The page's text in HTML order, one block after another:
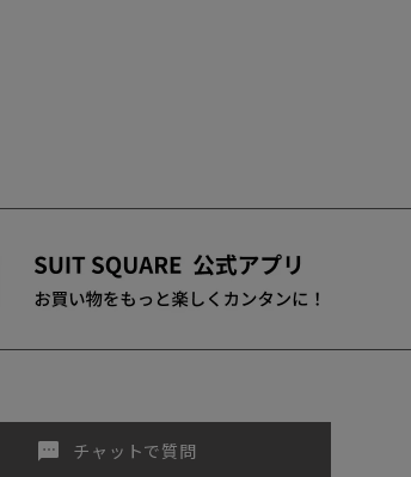
sms チャットで質問